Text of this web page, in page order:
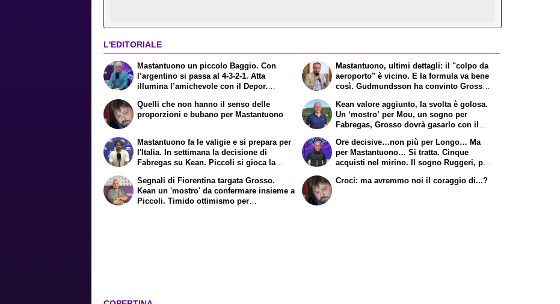
L'EDITORIALE
Mastantuono un piccolo Baggio. Con
l’argentino si passa al 4-3-2-1. Atta
illumina l’amichevole con il Depor.
Europa League. Antognoni, un finale
senza vincitori
Quelli che non hanno il senso delle
proporzioni e bubano per Mastantuono
Mastantuono, ultimi dettagli: il "colpo da
aeroporto" è vicino. E la formula va bene
così. Gudmundsson ha convinto Grosso.
Antognoni
Kean valore aggiunto, la svolta è golosa.
Un ‘mostro’ per Mou, un sogno per
Fabregas, Grosso dovrà gasarlo con il
esecutivo a Dodo. E a proposito di
Mastantuono…
Mastantuono fa le valigie e si prepara per
l'Italia. In settimana la decisione di
Fabregas su Kean. Piccoli si gioca la
mediche di Joao Mario. Presto una nuova
offerta del Toro per Fortini
Segnali di Fiorentina targata Grosso.
Kean un 'mostro' da confermare insieme a
Piccoli. Timido ottimismo per
Ore decisive…non più per Longo… Ma
per Mastantuono… Si tratta. Cinque
acquisti nel mirino. Il sogno Ruggeri, poi
Croci: ma avremmo noi il coraggio di...?